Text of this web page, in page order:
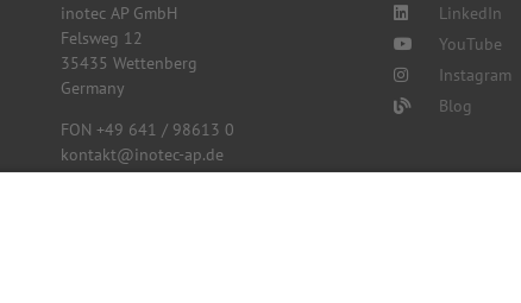
inotec AP GmbH
Felsweg 12
35435 Wettenberg
Germany
FON +49 641 / 98613 0
kontakt@inotec-ap.de
LinkedIn
YouTube
Instagram
Blog